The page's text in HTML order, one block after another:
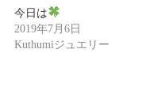
今日は
2019年7月6日
Kuthumiジュエリー